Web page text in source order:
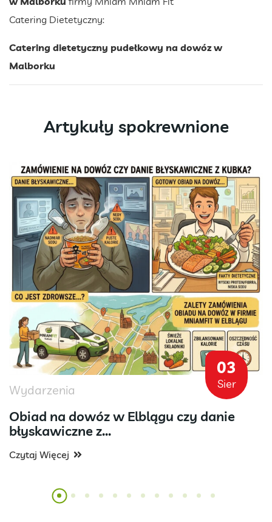
Catering Dietetyczny:
Catering dietetyczny pudełkowy na dowóz w
Malborku
Artykuły spokrewnione
03
Sier
Wydarzenia
Obiad na dowóz w Elblągu czy danie
błyskawiczne z...
Czytaj Więcej